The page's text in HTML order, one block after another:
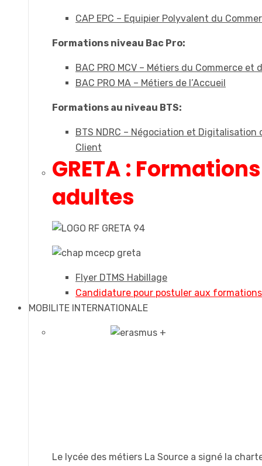
CAP EPC – Equipier Polyvalent du
Formations niveau Bac Pro:
BAC PRO MCV – Métiers du Commerce et
BAC PRO MA – Métiers de l’Accueil
Formations au niveau BTS:
BTS NDRC – Négociation et Digitalisation
Client
GRETA :
adultes
Flyer DTMS Habillage
Candidature pour postuler aux formations
MOBILITE INTERNATIONALE
Le lycée des métiers La Source a signé la